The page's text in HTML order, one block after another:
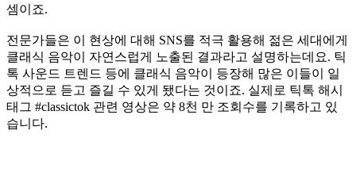
셈이죠.
전문가들은 이 현상에 대해 SNS를 적극 활용해 젊은 세대에게
클래식 음악이 자연스럽게 노출된 결과라고 설명하는데요. 틱
톡 사운드 트렌드 등에 클래식 음악이 등장해 많은 이들이 일
상적으로 듣고 즐길 수 있게 됐다는 것이죠. 실제로 틱톡 해시
태그 #classictok 관련 영상은 약 8천 만 조회수를 기록하고 있
습니다.